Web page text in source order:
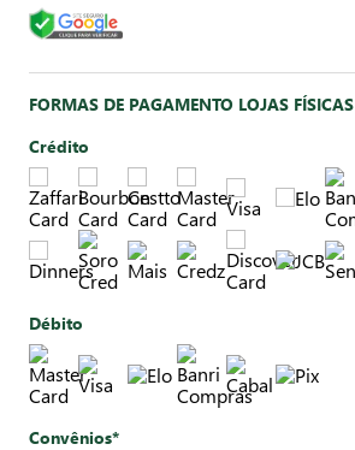
FORMAS DE PAGAMENTO LOJAS FÍSICAS
Crédito
Débito
Convênios*